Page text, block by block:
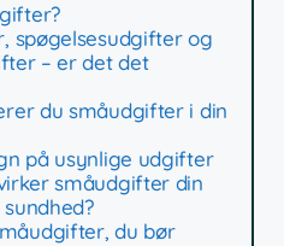
spøgelsesudgifter og
– er det det
du småudgifter i din
på usynlige udgifter
småudgifter din
du bør